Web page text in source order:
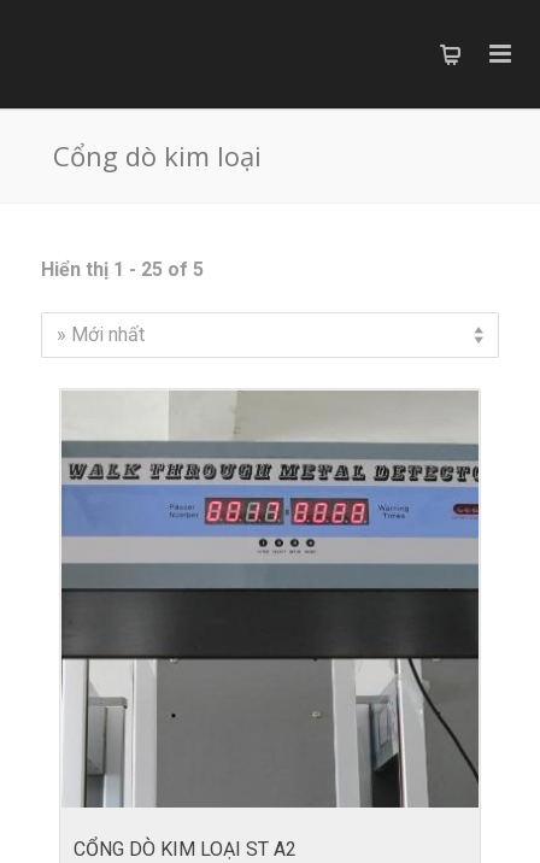
Cổng dò kim loại
Hiển thị 1 - 25 of 5
» Mới nhất
CỔNG DÒ KIM LOẠI ST A2